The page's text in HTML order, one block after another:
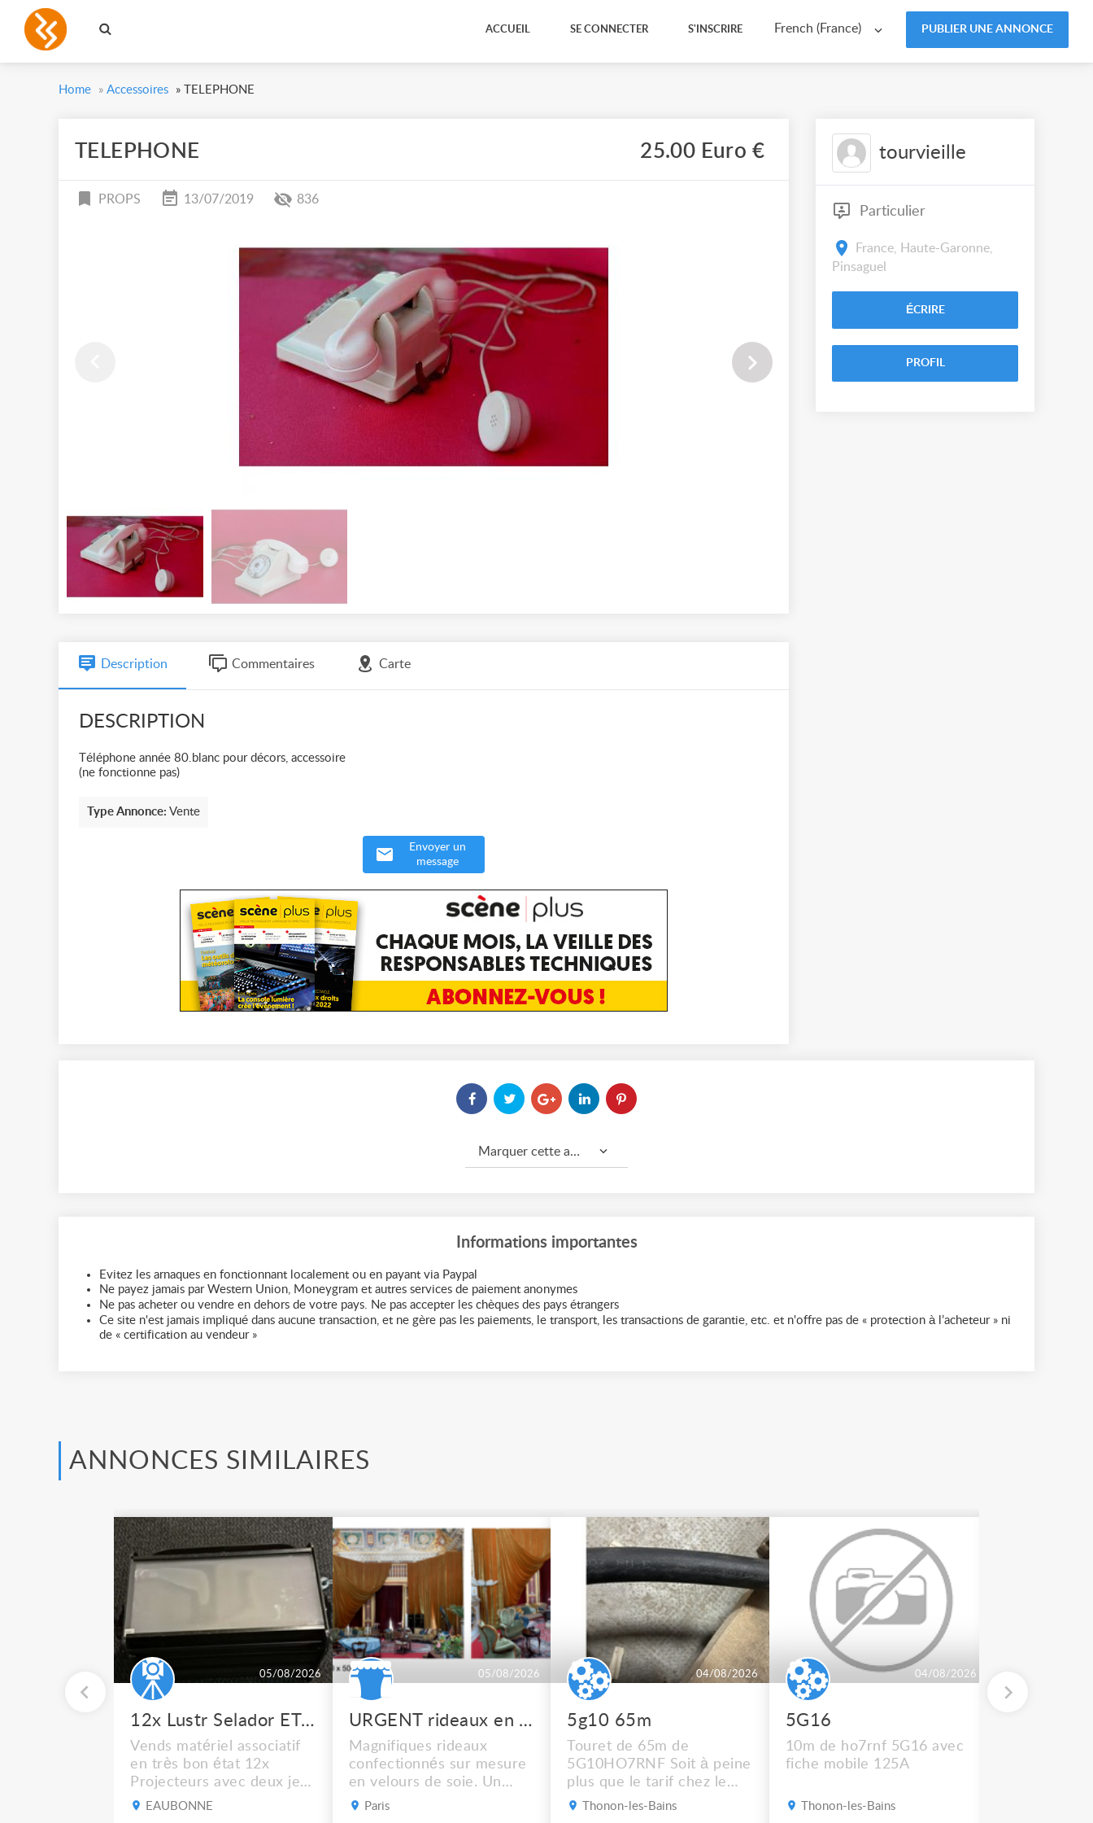
French (France) PUBLIER UNE ANNONCE
ACCUEIL SE CONNECTER S'INSCRIRE
Home » Accessoires » TELEPHONE
TELEPHONE 25.00 Euro €
PROPS 13/07/2019 836
Description Commentaires Carte
DESCRIPTION
Téléphone année 80.blanc pour décors, accessoire
(ne fonctionne pas)
Type Annonce: Vente
Envoyer un
message
tourvieille
Particulier
France, Haute-Garonne,
Pinsaguel
ÉCRIRE
PROFIL
Marquer cette annonce comme...
Informations importantes
Evitez les arnaques en fonctionnant localement ou en payant via Paypal
Ne payez jamais par Western Union, Moneygram et autres services de paiement anonymes
Ne pas acheter ou vendre en dehors de votre pays. Ne pas accepter les chèques des pays étrangers
Ce site n'est jamais impliqué dans aucune transaction, et ne gère pas les paiements, le transport, les transactions de garantie, etc. et n'offre pas de « protection à l’acheteur » ni
de « certification au vendeur »
ANNONCES SIMILAIRES
05/08/2026
12x Lustr Selador ETC Led 7x colors filtres
Vends matériel associatif
en très bon état 12x
Projecteurs avec deux jeux
de filtre filtre Lustr Selador
EAUBONNE
05/08/2026
URGENT rideaux en velours de soie
Magnifiques rideaux
confectionnés sur mesure
en velours de soie. Un
cadre de scène rouge, un
Paris
04/08/2026
5g10 65m
Touret de 65m de
5G10HO7RNF Soit à peine
plus que le tarif chez le
récupérateur Mais
Thonon-les-Bains
04/08/2026
5G16
10m de ho7rnf 5G16 avec
fiche mobile 125A
Thonon-les-Bains